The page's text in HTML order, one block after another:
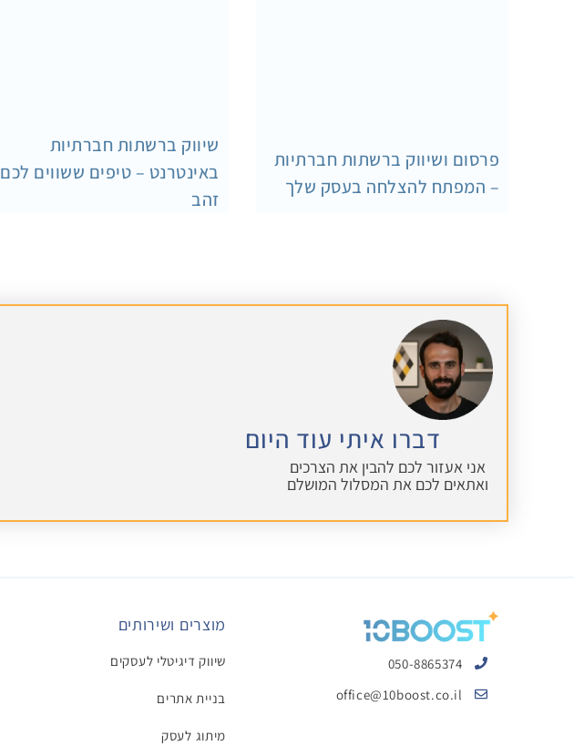
פרסום ושיווק ברשתות חברתיות
– המפתח להצלחה בעסק שלך
שיווק ברשתות חברתיות
באינטרנט – טיפים ששווים לכם
זהב
דברו איתי עוד היום
אני אעזור לכם להבין את הצרכים
ואתאים לכם את המסלול המושלם
050-8865374
office@10boost.co.il
מוצרים ושירותים
שיווק דיגיטלי לעסקים
בניית אתרים
מיתוג לעסק